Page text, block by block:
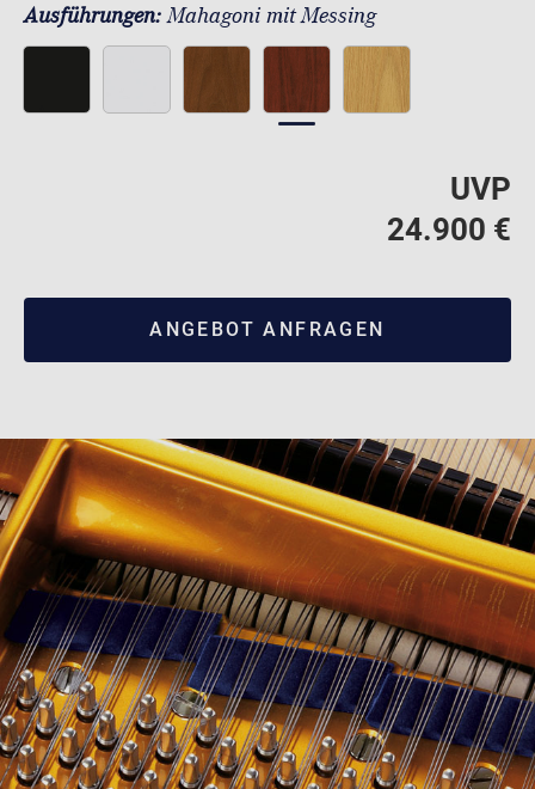
Ausführungen:Mahagoni mit Messing
UVP
24.900 €
ANGEBOT ANFRAGEN